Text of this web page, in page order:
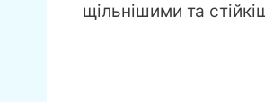
щільнішими та